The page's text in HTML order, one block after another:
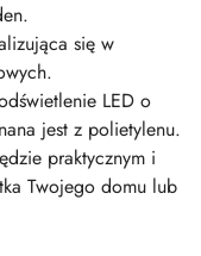
się w
LED o
jest z polietylenu.
praktycznym i
Twojego domu lub